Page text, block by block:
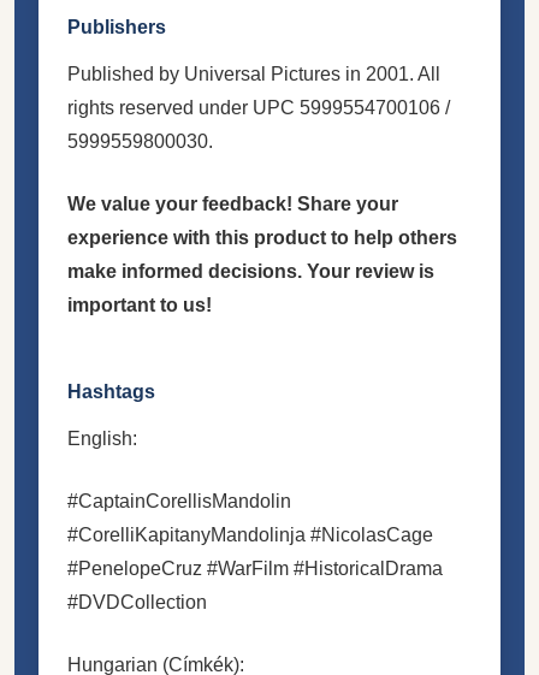
Publishers
Published by Universal Pictures in 2001. All
rights reserved under UPC 5999554700106 /
5999559800030.
We value your feedback! Share your
experience with this product to help others
make informed decisions. Your review is
important to us!
Hashtags
English:
#CaptainCorellisMandolin
#CorelliKapitanyMandolinja #NicolasCage
#PenelopeCruz #WarFilm #HistoricalDrama
#DVDCollection
Hungarian (Címkék):